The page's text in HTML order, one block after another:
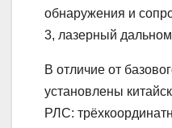
обнаружения и
3, лазерный
В отличие от
установлены
РЛС: